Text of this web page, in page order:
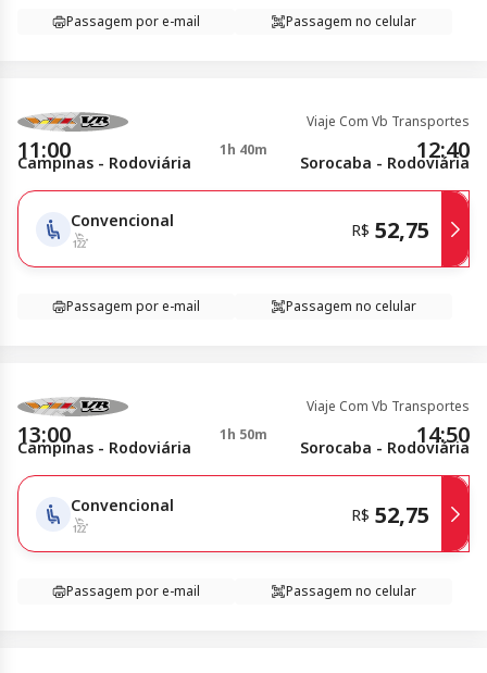
Passagem por e-mail Passagem no celular
Viaje Com Vb Transportes
11:00 1h 40m 12:40
Campinas - Rodoviária Sorocaba - Rodoviária
Convencional R$ 52,75
Passagem por e-mail Passagem no celular
Viaje Com Vb Transportes
13:00 1h 50m 14:50
Campinas - Rodoviária Sorocaba - Rodoviária
Convencional R$ 52,75
Passagem por e-mail Passagem no celular